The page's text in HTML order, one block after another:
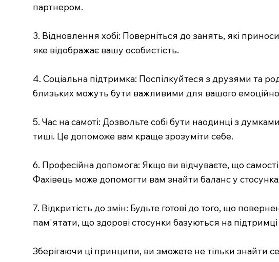
партнером.
3. Відновлення хобі: Поверніться до занять, які
яке відображає вашу особистість.
4. Соціальна підтримка: Поспілкуйтеся з друзями та
близьких можуть бути важливими для вашого
5. Час на самоті: Дозвольте собі бути наодинці з
тиші. Це допоможе вам краще зрозуміти себе.
6. Професійна допомога: Якщо ви відчуваєте, що
Фахівець може допомогти вам знайти баланс у
7. Відкритість до змін: Будьте готові до того, що
пам'ятати, що здорові стосунки базуються на
Зберігаючи ці принципи, ви зможете не тільки знайти